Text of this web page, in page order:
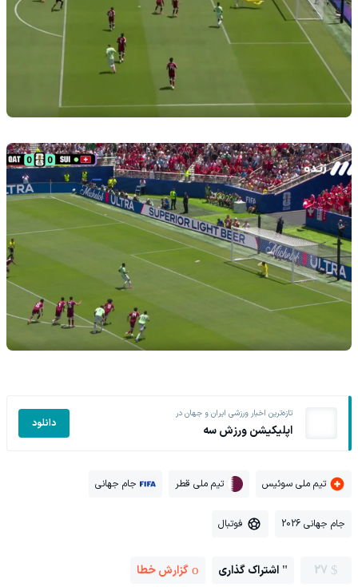
تازه‌ترین اخبار ورزشی ایران و جهان در
اپلیکیشن ورزش سه دانلود
تیم ملی سوئیس تیم ملی قطر جام جهانی
جام جهانی 2026 فوتبال
27 اشتراک گذاری گزارش خطا